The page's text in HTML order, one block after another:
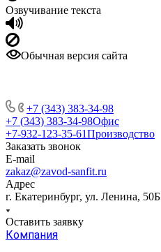
Озвучивание текста
Обычная версия сайта
+7 (343) 383-34-98
+7 (343) 383-34-98Офис
+7-932-123-35-61Производство
Заказать звонок
E-mail
zakaz@zavod-sanfit.ru
Адрес
г. Екатеринбург, ул. Ленина, 50Б
Оставить заявку
Компания